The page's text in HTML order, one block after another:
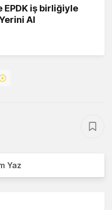
EPDK iş birliğiyle
Al
Yaz